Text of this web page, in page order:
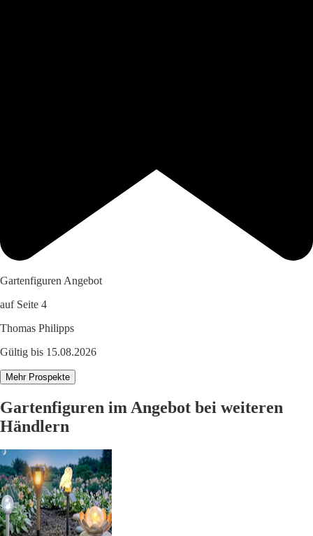
Gartenfiguren Angebot
auf Seite 4
Thomas Philipps
Gültig bis 15.08.2026
Mehr Prospekte
Gartenfiguren im Angebot bei weiteren
Händlern